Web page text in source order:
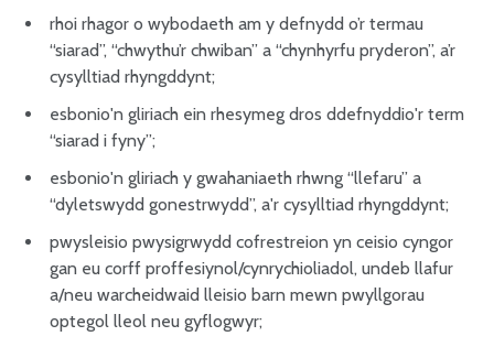
rhoi rhagor o wybodaeth am y defnydd o’r termau
“siarad”, “chwythu’r chwiban” a “chynhyrfu pryderon”, a’r
cysylltiad rhyngddynt;
esbonio'n gliriach ein rhesymeg dros ddefnyddio'r term
“siarad i fyny”;
esbonio'n gliriach y gwahaniaeth rhwng “llefaru” a
“dyletswydd gonestrwydd”, a'r cysylltiad rhyngddynt;
pwysleisio pwysigrwydd cofrestreion yn ceisio cyngor
gan eu corff proffesiynol/cynrychioliadol, undeb llafur
a/neu warcheidwaid lleisio barn mewn pwyllgorau
optegol lleol neu gyflogwyr;